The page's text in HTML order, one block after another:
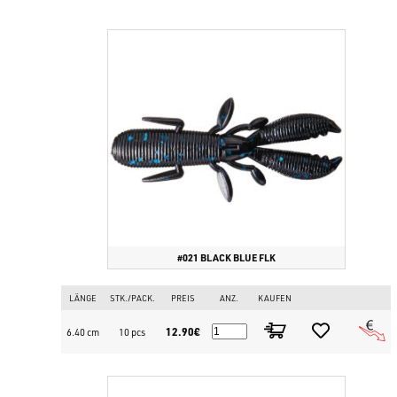
#021 BLACK BLUE FLK
LÄNGE STK./PACK. PREIS ANZ. KAUFEN
6.40 cm 10 pcs 12.90€